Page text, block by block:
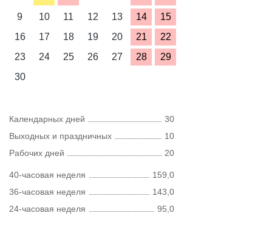
9
10 11 12 13 14
15
16
17 18 19 20 21
22
23
24 25 26 27 28
29
30
Календарных дней
30
Выходных и праздничных
10
Рабочих дней
20
40-часовая неделя
159,0
36-часовая неделя
143,0
24-часовая неделя
95,0